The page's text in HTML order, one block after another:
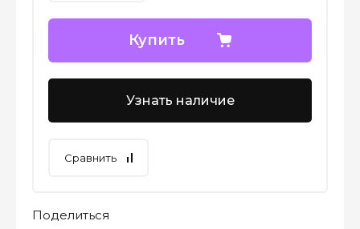
Купить
Узнать наличие
Сравнить
Поделиться